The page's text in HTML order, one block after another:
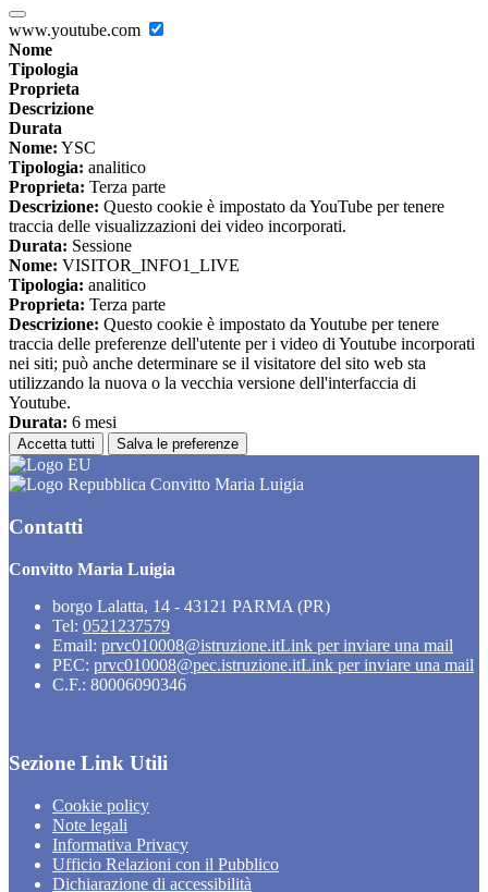
www.youtube.com
Nome
Tipologia
Proprieta
Descrizione
Durata
Nome: YSC
Tipologia: analitico
Proprieta: Terza parte
Descrizione: Questo cookie è impostato da YouTube per tenere
traccia delle visualizzazioni dei video incorporati.
Durata: Sessione
Nome: VISITOR_INFO1_LIVE
Tipologia: analitico
Proprieta: Terza parte
Descrizione: Questo cookie è impostato da Youtube per tenere
traccia delle preferenze dell'utente per i video di Youtube incorporati
nei siti; può anche determinare se il visitatore del sito web sta
utilizzando la nuova o la vecchia versione dell'interfaccia di
Youtube.
Durata: 6 mesi
Accetta tutti Salva le preferenze
Convitto Maria Luigia
Contatti
Convitto Maria Luigia
borgo Lalatta, 14 - 43121 PARMA (PR)
Tel: 0521237579
Email: prvc010008@istruzione.itLink per inviare una mail
PEC: prvc010008@pec.istruzione.itLink per inviare una mail
C.F.: 80006090346
Sezione Link Utili
Cookie policy
Note legali
Informativa Privacy
Ufficio Relazioni con il Pubblico
Dichiarazione di accessibilità